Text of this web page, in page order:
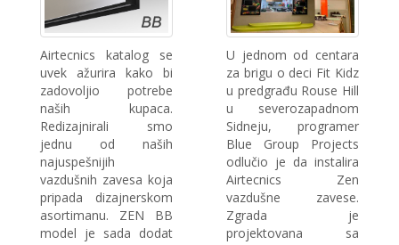
Airtecnics katalog se
uvek ažurira kako bi
zadovoljio potrebe
naših kupaca.
Redizajnirali smo
jednu od naših
najuspešnijih
vazdušnih zavesa koja
pripada dizajnerskom
asortimanu. ZEN BB
model je sada dodat
U jednom od centara
za brigu o deci Fit Kidz
u predgrađu Rouse Hill
u severozapadnom
Sidneju, programer
Blue Group Projects
odlučio je da instalira
Airtecnics Zen
vazdušne zavese.
Zgrada je
projektovana sa